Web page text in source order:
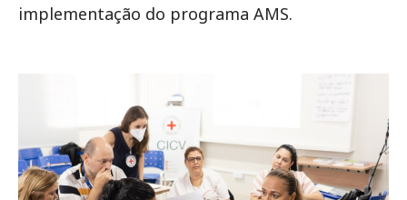
implementação do programa AMS.